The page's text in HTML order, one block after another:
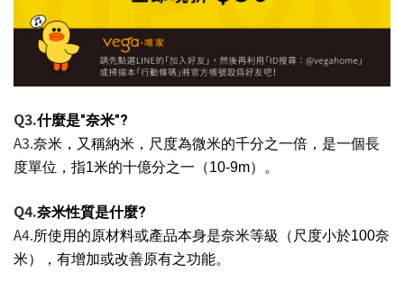
Q3.什麼是"奈米"?
A3.奈米，又稱納米，尺度為微米的千分之一倍，是一個長
度單位，指1米的十億分之一（10-9m）。
Q4.奈米性質是什麼?
A4.所使用的原材料或產品本身是奈米等級（尺度小於100奈
米），有增加或改善原有之功能。